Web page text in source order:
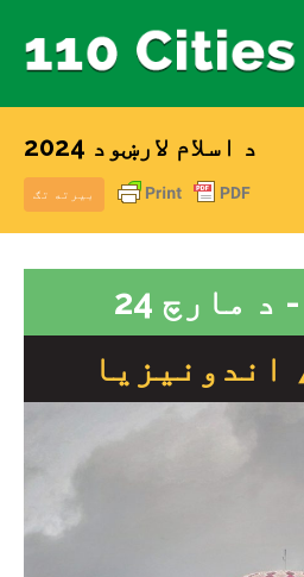
د اسلام لارښود 2024
بیرته تګ
اندونیزیا